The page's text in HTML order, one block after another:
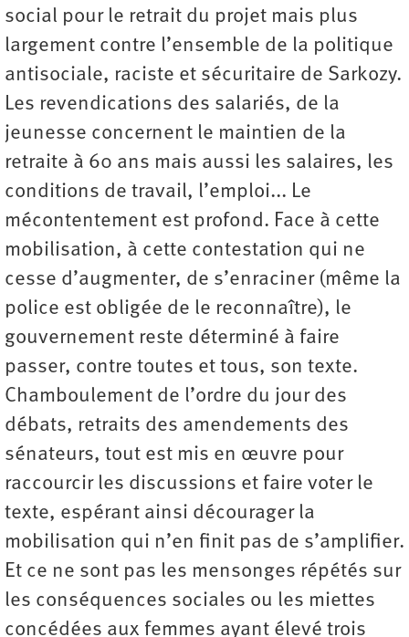
social pour le retrait du projet mais plus
largement contre l’ensemble de la politique
antisociale, raciste et sécuritaire de Sarkozy.
Les revendications des salariés, de la
jeunesse concernent le maintien de la
retraite à 60 ans mais aussi les salaires, les
conditions de travail, l’emploi... Le
mécontentement est profond. Face à cette
mobilisation, à cette contestation qui ne
cesse d’augmenter, de s’enraciner (même la
police est obligée de le reconnaître), le
gouvernement reste déterminé à faire
passer, contre toutes et tous, son texte.
Chamboulement de l’ordre du jour des
débats, retraits des amendements des
sénateurs, tout est mis en œuvre pour
raccourcir les discussions et faire voter le
texte, espérant ainsi décourager la
mobilisation qui n’en finit pas de s’amplifier.
Et ce ne sont pas les mensonges répétés sur
les conséquences sociales ou les miettes
concédées aux femmes ayant élevé trois